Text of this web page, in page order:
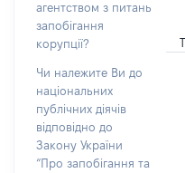
агентством з питань
запобігання
корупції?
Чи належите Ви до
національних
публічних діячів
відповідно до
Закону України
“Про запобігання та